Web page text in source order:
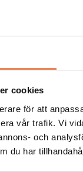
cookies
för att
vår trafik. Vi
och
du har
majoritet
med
upp en
för
personer
i många år,
tusentals
och attityd